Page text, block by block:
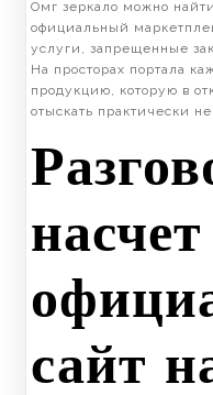
Омг зеркало можно
официальный
услуги, запрещенные
На просторах портала
продукцию, которую в
отыскать практически
сайт